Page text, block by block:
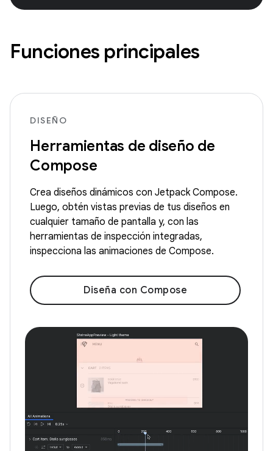
Funciones principales
DISEÑO
Herramientas de diseño de
Compose
Crea diseños dinámicos con Jetpack Compose.
Luego, obtén vistas previas de tus diseños en
cualquier tamaño de pantalla y, con las
herramientas de inspección integradas,
inspecciona las animaciones de Compose.
Diseña con Compose